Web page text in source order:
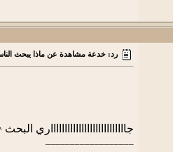
رد: خدعة مشاهدة عن ماذا يبحث
جاااااااااااااااااااااااااااري